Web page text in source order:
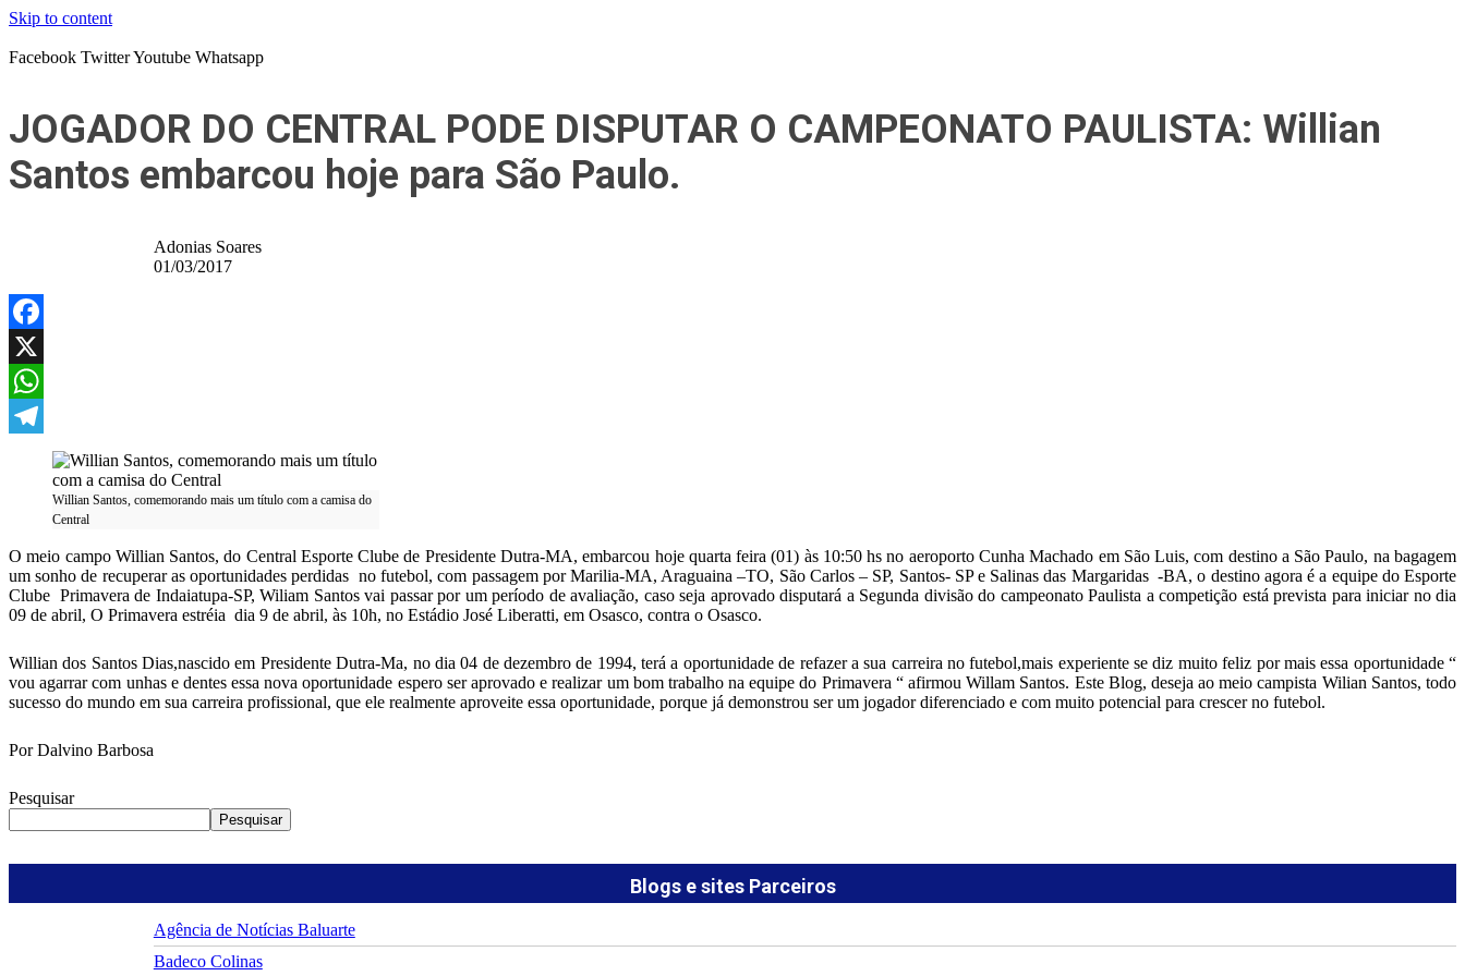
Skip to content
Facebook TwitterYoutube Whatsapp
JOGADOR DO CENTRAL PODE DISPUTAR O CAMPEONATO PAULISTA: Willian
Santos embarcou hoje para São Paulo.
Adonias Soares
01/03/2017
Facebook
X
WhatsApp
Telegram
Willian Santos, comemorando mais um título com a camisa do
Central
O meio campo Willian Santos, do Central Esporte Clube de Presidente Dutra-MA, embarcou hoje quarta feira (01) às 10:50 hs no aeroporto Cunha Machado em São Luis, com destino a São Paulo, na bagagem
um sonho de recuperar as oportunidades perdidas no futebol, com passagem por Marilia-MA, Araguaina –TO, São Carlos – SP, Santos- SP e Salinas das Margaridas -BA, o destino agora é a equipe do Esporte
Clube Primavera de Indaiatupa-SP, Wiliam Santos vai passar por um período de avaliação, caso seja aprovado disputará a Segunda divisão do campeonato Paulista a competição está prevista para iniciar no dia
09 de abril, O Primavera estréia dia 9 de abril, às 10h, no Estádio José Liberatti, em Osasco, contra o Osasco.
Willian dos Santos Dias,nascido em Presidente Dutra-Ma, no dia 04 de dezembro de 1994, terá a oportunidade de refazer a sua carreira no futebol,mais experiente se diz muito feliz por mais essa oportunidade “
vou agarrar com unhas e dentes essa nova oportunidade espero ser aprovado e realizar um bom trabalho na equipe do Primavera “ afirmou Willam Santos. Este Blog, deseja ao meio campista Wilian Santos, todo
sucesso do mundo em sua carreira profissional, que ele realmente aproveite essa oportunidade, porque já demonstrou ser um jogador diferenciado e com muito potencial para crescer no futebol.
Por Dalvino Barbosa
Pesquisar
Pesquisar
Blogs e sites Parceiros
Agência de Notícias Baluarte
Badeco Colinas